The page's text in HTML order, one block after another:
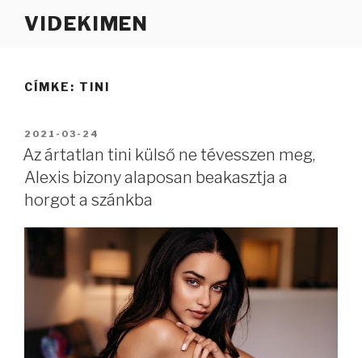
VIDEKIMEN
CÍMKE: TINI
BEKÜLDVE:
2021-03-24
Az ártatlan tini külső ne tévesszen meg,
Alexis bizony alaposan beakasztja a
horgot a szánkba